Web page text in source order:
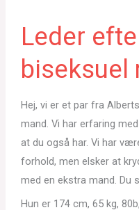
Leder
biseksuel
Hej, vi er et par fra
mand. Vi har erfaring
at du også har. Vi har
forhold, men elsker at
med en ekstra mand. Du
Hun er 174 cm, 65 kg,